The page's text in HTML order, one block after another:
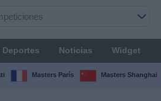
Deportes Noticias Widget
Masters París Masters Shanghai